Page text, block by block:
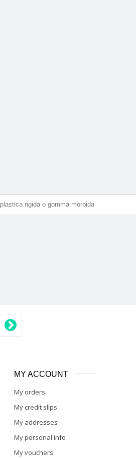
plastica rigida o gomma morbida
MY ACCOUNT
My orders
My credit slips
My addresses
My personal info
My vouchers